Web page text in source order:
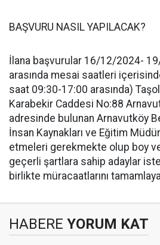
BAŞVURU NASIL YAPILACAK?
İlana başvurular 16/12/2024-
arasında mesai saatleri
saat 09:30-17:00 arasında)
Karabekir Caddesi No:88
adresinde bulunan Arnavutköy
İnsan Kaynakları ve Eğitim
etmeleri gerekmekte olup boy
geçerli şartlara sahip adaylar
birlikte müracaatlarını
HABERE YORUM KAT